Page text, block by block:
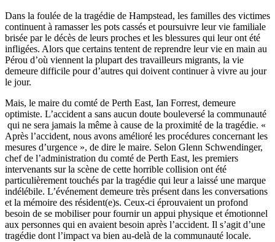
Dans la foulée de la tragédie de Hampstead, les familles des victimes
continuent à ramasser les pots cassés et poursuivre leur vie familiale
brisée par le décès de leurs proches et les blessures qui leur ont été
infligées. Alors que certains tentent de reprendre leur vie en main au
Pérou d’où viennent la plupart des travailleurs migrants, la vie
demeure difficile pour d’autres qui doivent continuer à vivre au jour
le jour.
Mais, le maire du comté de Perth East, Ian Forrest, demeure
optimiste. L’accident a sans aucun doute bouleversé la communauté
qui ne sera jamais la même à cause de la proximité de la tragédie. «
Après l’accident, nous avons amélioré les procédures concernant les
mesures d’urgence », de dire le maire. Selon Glenn Schwendinger,
chef de l’administration du comté de Perth East, les premiers
intervenants sur la scène de cette horrible collision ont été
particulièrement touchés par la tragédie qui leur a laissé une marque
indélébile. L’événement demeure très présent dans les conversations
et la mémoire des résident(e)s. Ceux-ci éprouvaient un profond
besoin de se mobiliser pour fournir un appui physique et émotionnel
aux personnes qui en avaient besoin après l’accident. Il s’agit d’une
tragédie dont l’impact va bien au-delà de la communauté locale.